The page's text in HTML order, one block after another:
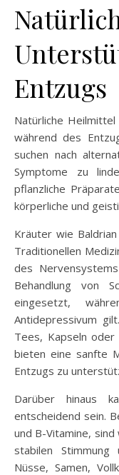
Entzugs
Natürliche
während des
suchen nach
Symptome zu
pflanzliche
körperliche und
Kräuter wie
Traditionellen
des
Behandlung von
eingesetzt,
Antidepressivum
Tees, Kapseln oder
bieten eine sanfte
Entzugs zu
Darüber hinaus
entscheidend sein.
und B-Vitamine,
stabilen Stimmung
Nüsse, Samen,